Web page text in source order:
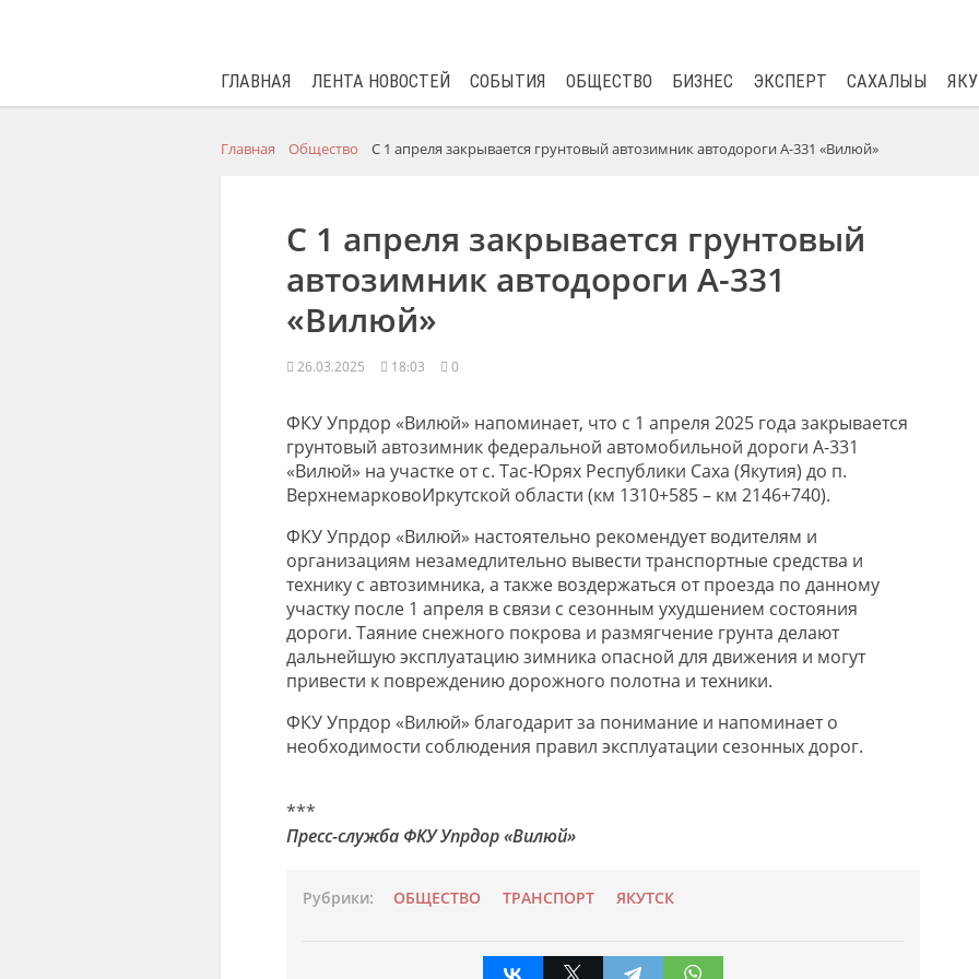
ГЛАВНАЯ ЛЕНТА НОВОСТЕЙ СОБЫТИЯ ОБЩЕСТВО БИЗНЕС ЭКСПЕРТ САХАЛЫЫ
Главная Общество С 1 апреля закрывается грунтовый автозимник автодороги А-331 «Вилюй»
С 1 апреля закрывается грунтовый
автозимник автодороги А-331
«Вилюй»
26.03.2025 18:03 0
ФКУ Упрдор «Вилюй» напоминает, что с 1 апреля 2025года закрывается
грунтовый автозимник федеральной автомобильной дороги А-331
«Вилюй» на участке от с. Тас-Юрях Республики Саха (Якутия) до п.
ВерхнемарковоИркутской области (км 1310+585 – км 2146+740).
ФКУ Упрдор «Вилюй» настоятельно рекомендует водителям и
организациям незамедлительно вывести транспортные средства и
технику с автозимника, а также воздержаться от проезда по данному
участку после 1 апреля в связи с сезонным ухудшением состояния
дороги. Таяние снежного покрова и размягчение грунта делают
дальнейшую эксплуатацию зимника опасной для движения и могут
привести к повреждению дорожного полотна и техники.
ФКУ Упрдор «Вилюй» благодарит за понимание и напоминает о
необходимости соблюдения правил эксплуатации сезонных дорог.
***
Пресс-служба ФКУ Упрдор «Вилюй»
Рубрики: ОБЩЕСТВО ТРАНСПОРТ ЯКУТСК